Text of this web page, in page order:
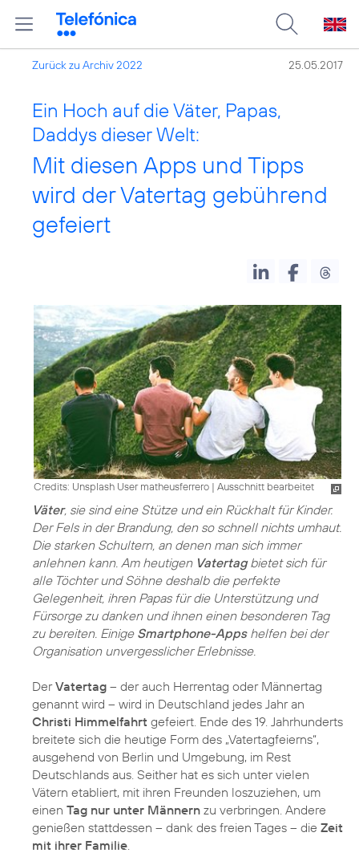
Zurück zu Archiv 2022 25.05.2017
Ein Hoch auf die Väter, Papas,
Daddys dieser Welt:
Mit diesen Apps und Tipps
wird der Vatertag gebührend
gefeiert
Credits: Unsplash User matheusferrero | Ausschnitt bearbeitet
Väter, sie sind eine Stütze und ein Rückhalt für Kinder.
Der Fels in der Brandung, den so schnell nichts umhaut.
Die starken Schultern, an denen man sich immer
anlehnen kann. Am heutigen Vatertagbietet sich für
alle Töchter und Söhne deshalb die perfekte
Gelegenheit, ihren Papas für die Unterstützung und
Fürsorge zu danken und ihnen einen besonderen Tag
zu bereiten. Einige Smartphone-Appshelfen bei der
Organisation unvergesslicher Erlebnisse.
DerVatertag – der auch Herrentag oder Männertag
genannt wird – wird in Deutschland jedes Jahr an
Christi Himmelfahrt gefeiert. Ende des 19. Jahrhunderts
breitete sich die heutige Form des „Vatertagfeierns“,
ausgehend von Berlin und Umgebung, im Rest
Deutschlands aus. Seither hat es sich unter vielen
Vätern etabliert, mit ihren Freunden loszuziehen, um
einen Tag nur unter Männern zu verbringen. Andere
genießen stattdessen – dank des freien Tages – die Zeit
mit ihrer Familie